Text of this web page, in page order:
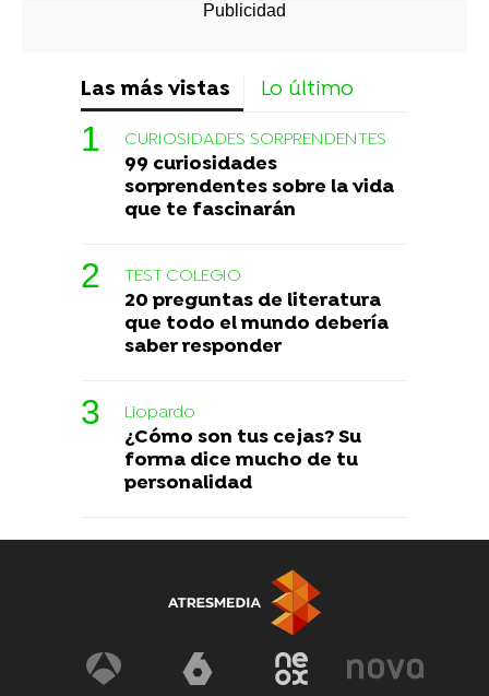
Las más vistas Lo último
CURIOSIDADES SORPRENDENTES
99 curiosidades
sorprendentes sobre la vida
que te fascinarán
TEST COLEGIO
20 preguntas de literatura
que todo el mundo debería
saber responder
Liopardo
¿Cómo son tus cejas? Su
forma dice mucho de tu
personalidad